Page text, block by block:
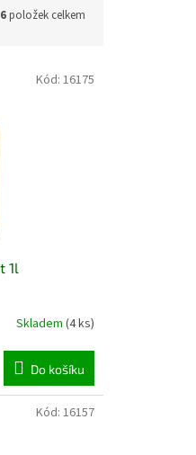
6položek celkem
1l
Skladem (4 ks)
Do košíku
Kód: 16175
Kód: 16157